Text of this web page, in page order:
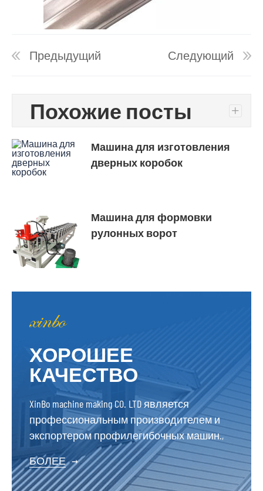
Предыдущий Следующий
Похожие посты +
Машина для изготовления
дверных коробок
Машина для формовки
рулонных ворот
ХОРОШЕЕ
КАЧЕСТВО
XinBo machine making CO. LTD является
профессиональным производителем и
экспортером профилегибочных машин.,
БОЛЕЕ →